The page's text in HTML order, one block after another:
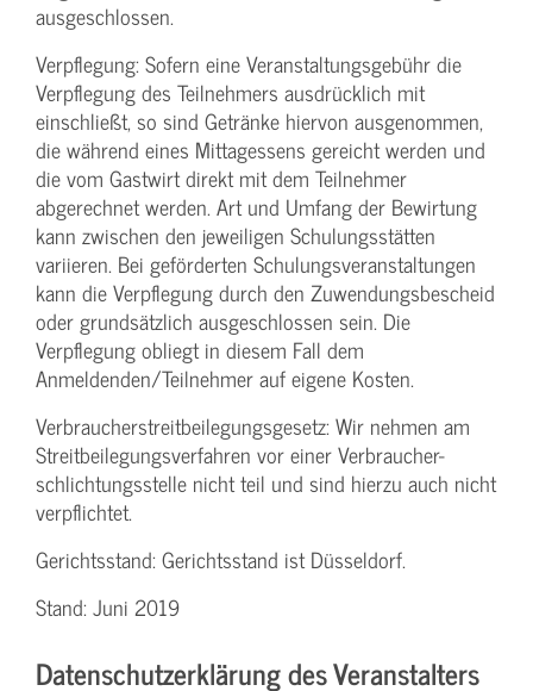
ausgeschlossen.
Verpflegung: Sofern eine Veranstaltungs­gebühr die
Verpflegung des Teilnehmers ausdrücklich mit
einschließt, so sind Getränke hiervon ausgenommen,
die während eines Mittagessens gereicht werden und
die vom Gastwirt direkt mit dem Teilnehmer
abgerechnet werden. Art und Umfang der Bewirtung
kann zwischen den jeweiligen Schulungsstätten
variieren. Bei geförderten Schulungs­veranstaltungen
kann die Verpflegung durch den Zuwendungs­bescheid
oder grundsätzlich ausgeschlossen sein. Die
Verpflegung obliegt in diesem Fall dem
Anmeldenden/­Teilnehmer auf eigene Kosten.
Verbraucher­streitbeilegungs­gesetz: Wir nehmen am
Streit­beilegungs­verfahren vor einer Verbraucher­
schlichtungs­stelle nicht teil und sind hierzu auch nicht
verpflichtet.
Gerichtsstand: Gerichtsstand ist Düsseldorf.
Stand: Juni 2019
Datenschutzerklärung des Veranstalters